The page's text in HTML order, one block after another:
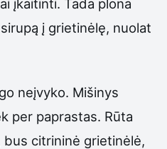
įkaitinti. Tada plona
į grietinėlę, nuolat
neįvyko. Mišinys
per paprastas. Rūta
bus citrininė grietinėlė,